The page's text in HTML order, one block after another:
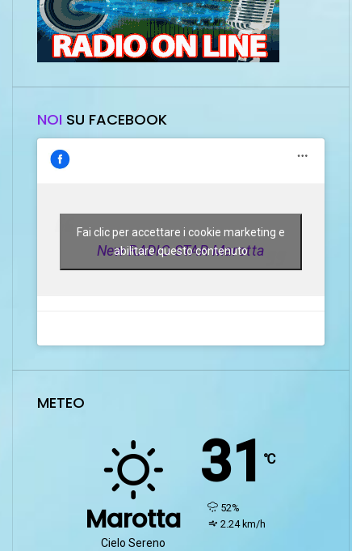
NOI SU FACEBOOK
New RADIO STAR Marotta
Fai clic per accettare i cookie marketing e
abilitare questo contenuto
METEO
Marotta
Cielo Sereno
31 ℃
humidity:
52%
wind:
2.24 km/h